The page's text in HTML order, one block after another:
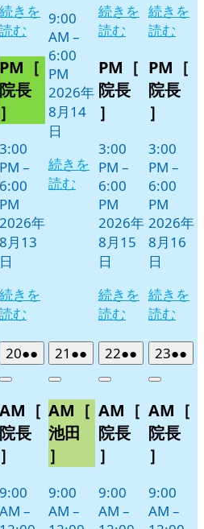
続きを
読む
PM［
院長
］
3:00
PM –
6:00
PM
2026年
8月13
日
続きを
読む
9:00
AM –
6:00
PM
2026年
8月14
日
続きを
読む
続きを
読む
PM［
院長
］
3:00
PM –
6:00
PM
2026年
8月15
日
続きを
読む
続きを
読む
PM［
院長
］
3:00
PM –
6:00
PM
2026年
8月16
日
続きを
読む
202026
年
月
20
日
●●
件
イ
ベ
ト)
Close
AM［
院長
］
9:00
AM –
21 2026
年
月
21
日
●●
件
イ
ベ
ト)
Close
AM［
池田
］
9:00
AM –
222026
年
月
22
日
●●
件
イ
ベ
ト)
Close
AM［
院長
］
9:00
AM –
232026
年
月
23
日
●●
件
イ
Close
AM［
院長
］
9:00
AM –